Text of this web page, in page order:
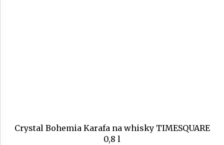
Crystal Bohemia Karafa na whisky TIMESQUARE
0,8 l